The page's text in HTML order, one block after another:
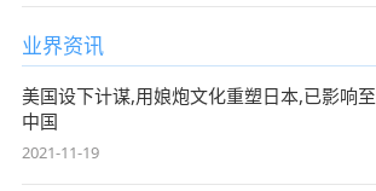
业界资讯
美国设下计谋,用娘炮文化重塑日本,已影响至
中国
2021-11-19